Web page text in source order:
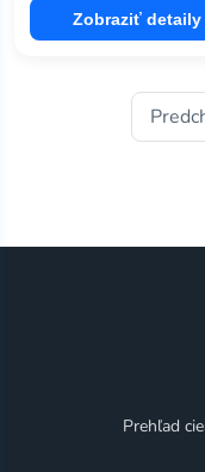
Zobraziť detaily
Prehľad